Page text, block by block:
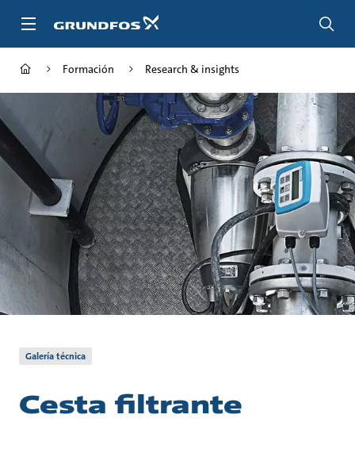
Formación Research & insights
Galería técnica
Cesta filtrante